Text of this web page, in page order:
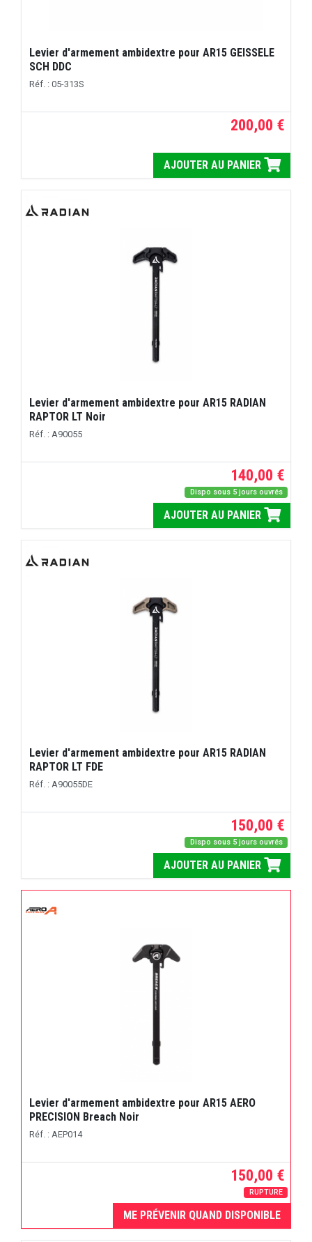
Levier d'armement ambidextre pour AR15 GEISSELE
SCH DDC
Réf. : 05-313S
200,00 €
AJOUTER AU PANIER
Levier d'armement ambidextre pour AR15 RADIAN
RAPTOR LT Noir
Réf. : A90055
140,00 €
Dispo sous 5 jours ouvrés
AJOUTER AU PANIER
Levier d'armement ambidextre pour AR15 RADIAN
RAPTOR LT FDE
Réf. : A90055DE
150,00 €
Dispo sous 5 jours ouvrés
AJOUTER AU PANIER
Levier d'armement ambidextre pour AR15 AERO
PRECISION Breach Noir
Réf. : AEP014
150,00 €
RUPTURE
ME PRÉVENIR QUAND DISPONIBLE